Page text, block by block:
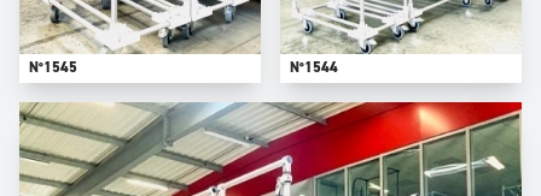
N°1545 N°1544